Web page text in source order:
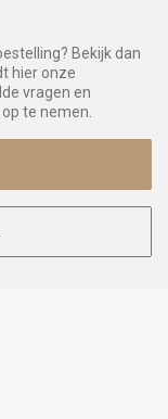
Bekijk dan
hier onze
vragen en
te nemen.